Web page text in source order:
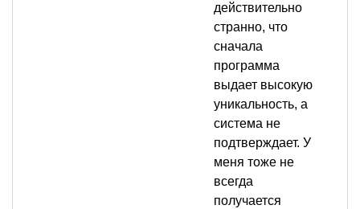
действительно
странно, что
сначала
программа
выдает высокую
уникальность, а
система не
подтверждает. У
меня тоже не
всегда
получается